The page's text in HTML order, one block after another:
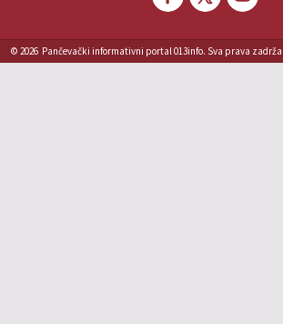
© 2026 Pančevački informativni portal 013info. Sva prava